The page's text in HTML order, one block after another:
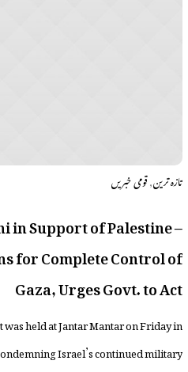
تازہ ترین,قومی خبریں
in Support of Palestine –
for Complete Control of
Gaza, Urges Govt. to Act
held at Jantar Mantar on Friday in
Israel’s continued military